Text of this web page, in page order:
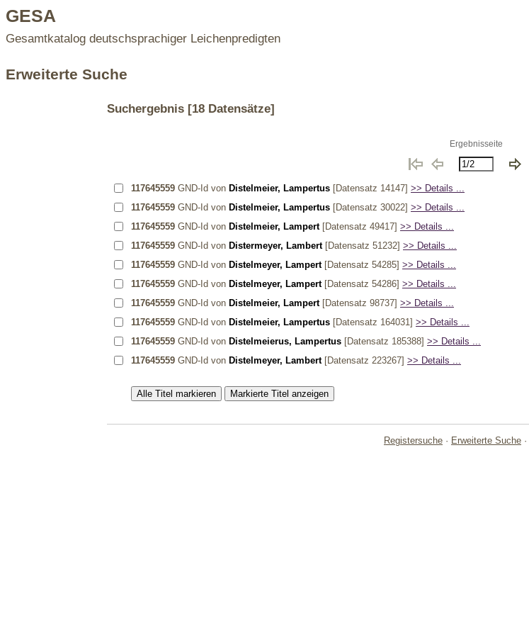
GESA
Gesamtkatalog deutschsprachiger Leichenpredigten
Erweiterte Suche
Suchergebnis [18 Datensätze]
Ergebnisseite
117645559 GND-Id von Distelmeier, Lampertus [Datensatz 14147] >> Details ...
117645559 GND-Id von Distelmeier, Lampertus [Datensatz 30022] >> Details ...
117645559 GND-Id von Distelmeier, Lampert[Datensatz 49417] >> Details ...
117645559 GND-Id von Distermeyer, Lambert[Datensatz 51232] >> Details ...
117645559 GND-Id von Distelmeyer, Lampert[Datensatz 54285] >> Details ...
117645559 GND-Id von Distelmeyer, Lampert[Datensatz 54286] >> Details ...
117645559 GND-Id von Distelmeier, Lampert[Datensatz 98737] >> Details ...
117645559 GND-Id von Distelmeier, Lampertus [Datensatz 164031] >> Details ...
117645559 GND-Id von Distelmeierus, Lampertus [Datensatz 185388] >> Details ...
117645559 GND-Id von Distelmeyer, Lambert[Datensatz 223267] >> Details ...
Registersuche · Erweiterte Suche ·